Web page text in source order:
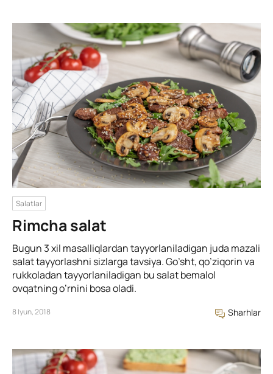
Salatlar
Rimcha salat
Bugun 3 xil masalliqlardan tayyorlaniladigan juda mazali
salat tayyorlashni sizlarga tavsiya. Go’sht, qo’ziqorin va
rukkoladan tayyorlaniladigan bu salat bemalol
ovqatning o’rnini bosa oladi.
8 Iyun, 2018 Sharhlar